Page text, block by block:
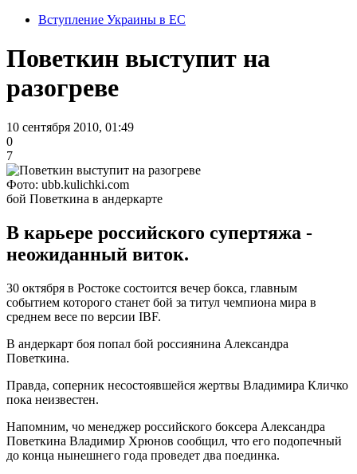
Вступление Украины в ЕС
Поветкин выступит на
разогреве
10 сентября 2010, 01:49
0
7
Фото: ubb.kulichki.com
бой Поветкина в андеркарте
В карьере российского супертяжа -
неожиданный виток.
30 октября в Ростоке состоится вечер бокса, главным
событием которого станет бой за титул чемпиона мира в
среднем весе по версии IBF.
В андеркарт боя попал бой россиянина Александра
Поветкина.
Правда, соперник несостоявшейся жертвы Владимира Кличко
пока неизвестен.
Напомним, чо менеджер российского боксера Александра
Поветкина Владимир Хрюнов сообщил, что его подопечный
до конца нынешнего года проведет два поединка.